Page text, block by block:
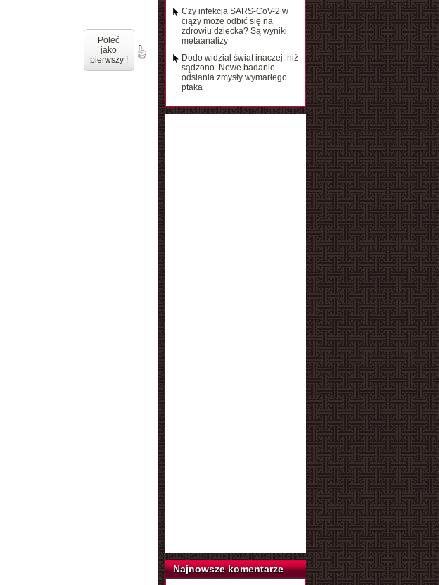
Poleć
jako
pierwszy !
Czy infekcja SARS-CoV-2 w
ciąży może odbić się na
zdrowiu dziecka? Są wyniki
metaanalizy
Dodo widział świat inaczej, niż
sądzono. Nowe badanie
odsłania zmysły wymarłego
ptaka
Najnowsze komentarze